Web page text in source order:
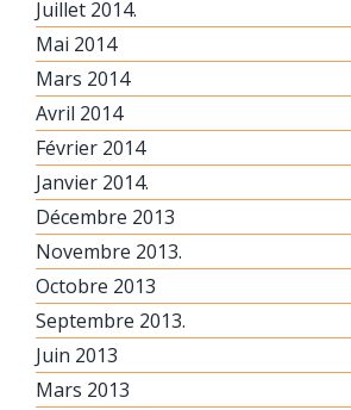
Juillet 2014.
Mai 2014
Mars 2014
Avril 2014
Février 2014
Janvier 2014.
Décembre 2013
Novembre 2013.
Octobre 2013
Septembre 2013.
Juin 2013
Mars 2013